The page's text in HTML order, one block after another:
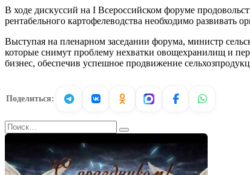
В ходе дискуссий на I Всероссийском форуме
рентабельного картофелеводства необходимо развивать
Выступая на пленарном заседании форума, министр
которые снимут проблему нехватки овощехранилищ и
бизнес, обеспечив успешное продвижение
Поделиться:
Search
for: